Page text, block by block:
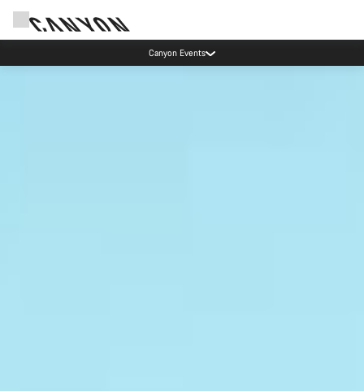
訂閱 Canyon 電子報享優惠